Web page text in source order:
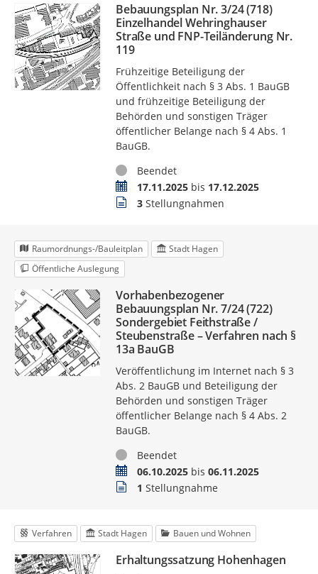
Bebauungsplan Nr. 3/24 (718)
Einzelhandel Wehringhauser
Straße und FNP-Teiländerung Nr.
119
Frühzeitige Beteiligung der
Öffentlichkeit nach § 3 Abs. 1 BauGB
und frühzeitige Beteiligung der
Behörden und sonstigen Träger
öffentlicher Belange nach § 4 Abs. 1
BauGB.
StatusBeendet
Zeitraum17.11.2025bis 17.12.2025
Stellungnahmen
3Stellungnahmen
Raumordnungs-/Bauleitplan
Stadt Hagen
Öffentliche Auslegung
Vorhabenbezogener
Bebauungsplan Nr. 7/24 (722)
Sondergebiet Feithstraße /
Steubenstraße – Verfahren nach §
13a BauGB
Veröffentlichung im Internet nach § 3
Abs. 2 BauGB und Beteiligung der
Behörden und sonstigen Träger
öffentlicher Belange nach § 4 Abs. 2
BauGB.
StatusBeendet
Zeitraum06.10.2025bis 06.11.2025
Stellungnahmen
1 Stellungnahme
Verfahren Stadt Hagen Bauen und Wohnen
Erhaltungssatzung Hohenhagen